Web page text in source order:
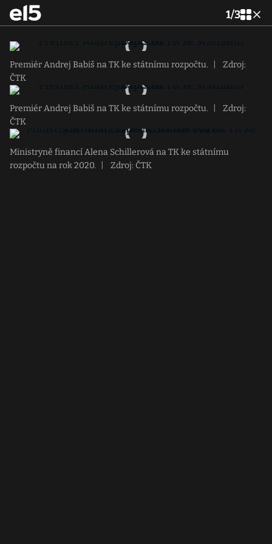
1/3
Premiér Andrej Babiš na TK ke státnímu rozpočtu.
Zdroj:
ČTK
Premiér Andrej Babiš na TK ke státnímu rozpočtu.
Zdroj:
ČTK
Ministryně financí Alena Schillerová na TK ke státnímu
rozpočtu na rok 2020.
Zdroj: ČTK